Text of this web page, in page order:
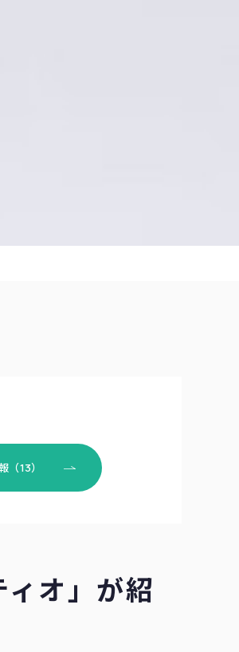
（13）
オ」が紹